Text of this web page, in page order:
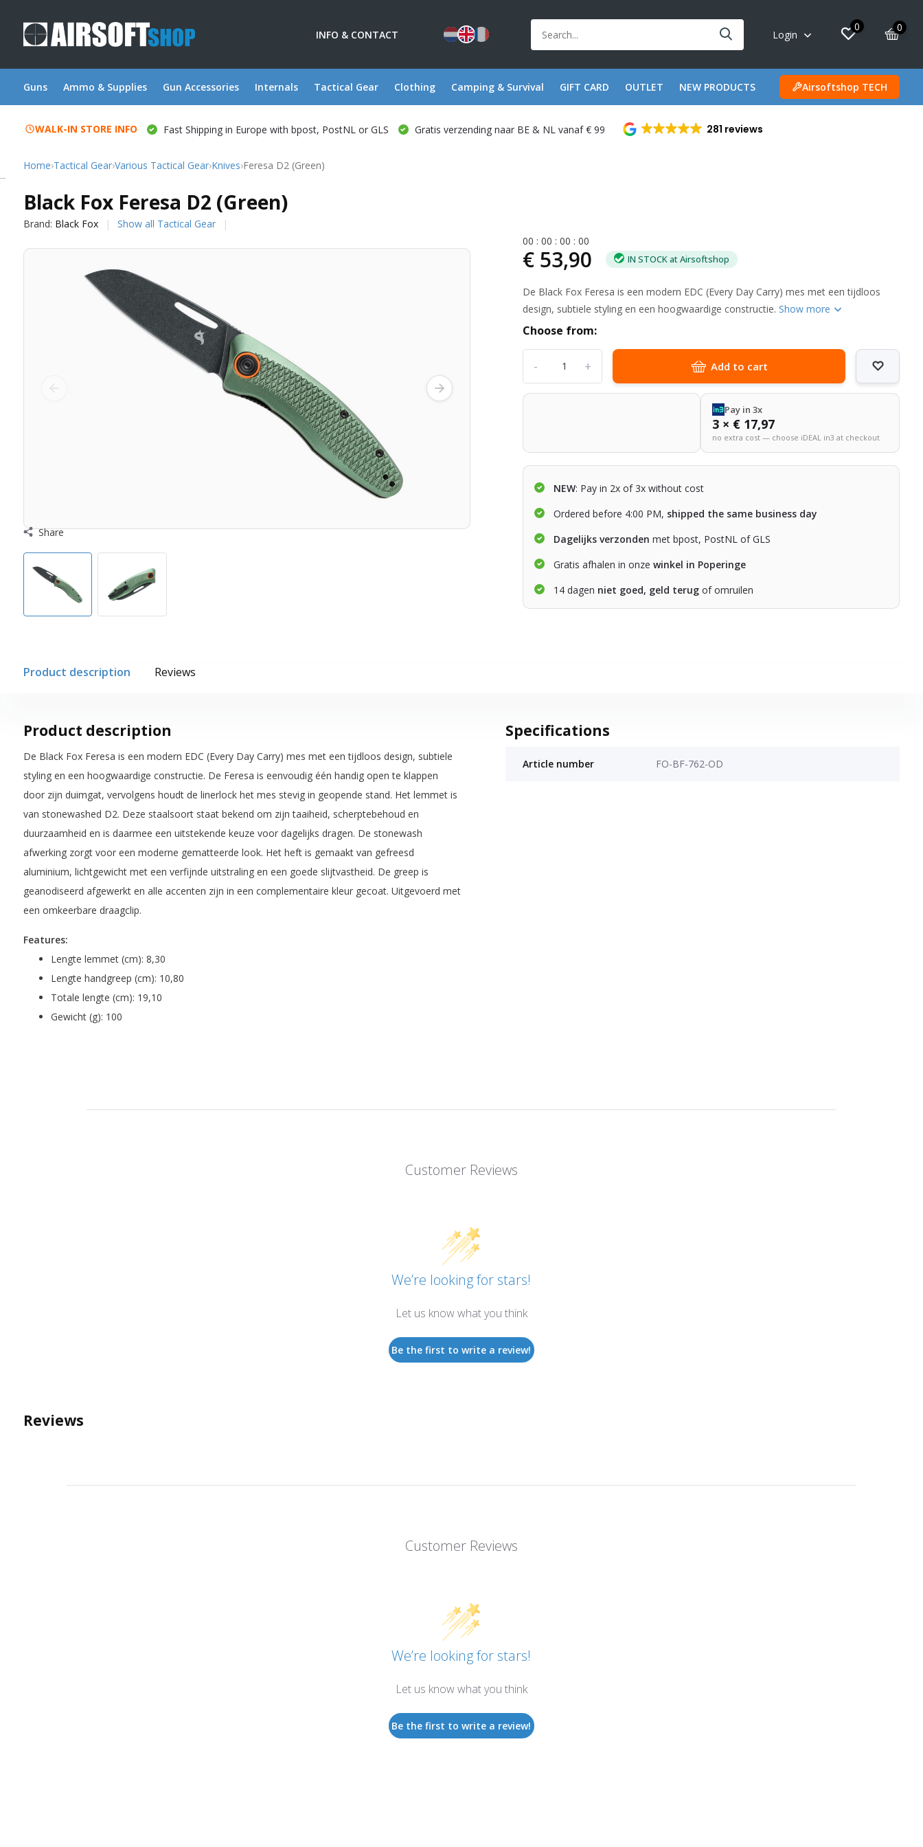
INFO & CONTACT Login
0 0
Guns Ammo & Supplies Gun Accessories Internals Tactical Gear Clothing Camping & Survival GIFT CARD OUTLET NEW PRODUCTS Airsoftshop TECH
WALK-IN STORE INFO Fast Shipping in Europe with bpost, PostNL or GLS Gratis verzending naar BE & NL vanaf € 99 281 reviews
Home›Tactical Gear›Various Tactical Gear›Knives›Feresa D2 (Green)
Black Fox Feresa D2 (Green)
Brand: Black Fox Show all Tactical Gear
Share
00 :00 :00 :00
€ 53,90 IN STOCK at Airsoftshop
De Black Fox Feresa is een modern EDC (Every Day Carry) mes met een tijdloos
design, subtiele styling en een hoogwaardige constructie.Show more
Choose from:
+
- Add to cart
Pay in 3x
3 × € 17,97
no extra cost — choose iDEAL in3 at checkout
NEW: Pay in 2x of 3x without cost
Ordered before 4:00 PM, shipped the same business day
Dagelijks verzonden met bpost, PostNL of GLS
Gratis afhalen in onzewinkel in Poperinge
14 dagen niet goed, geld terug of omruilen
Product description Reviews
Product description
De Black Fox Feresa is een modern EDC (Every Day Carry) mes met een tijdloos design, subtiele
styling en een hoogwaardige constructie. De Feresa is eenvoudig één handig open te klappen
door zijn duimgat, vervolgens houdt de linerlock het mes stevig in geopende stand. Het lemmet is
van stonewashed D2. Deze staalsoort staat bekend om zijn taaiheid, scherptebehoud en
duurzaamheid en is daarmee een uitstekende keuze voor dagelijks dragen. De stonewash
afwerking zorgt voor een moderne gematteerde look. Het heft is gemaakt van gefreesd
aluminium, lichtgewicht met een verfijnde uitstraling en een goede slijtvastheid. De greep is
geanodiseerd afgewerkt en alle accenten zijn in een complementaire kleur gecoat. Uitgevoerd met
een omkeerbare draagclip.
Features:
Lengte lemmet (cm): 8,30
Lengte handgreep (cm): 10,80
Totale lengte (cm): 19,10
Gewicht (g): 100
Specifications
Article number FO-BF-762-OD
Customer Reviews
We’re looking for stars!
Let us know what you think
Be the first to write a review!
Reviews
Customer Reviews
We’re looking for stars!
Let us know what you think
Be the first to write a review!